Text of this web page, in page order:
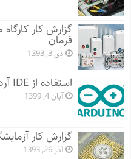
گزارش کار
فرمان
دی 3, 1393
استفاده از IDE آردوینو
آبان 4, 1399
گزارش کار
آذر 26, 1393